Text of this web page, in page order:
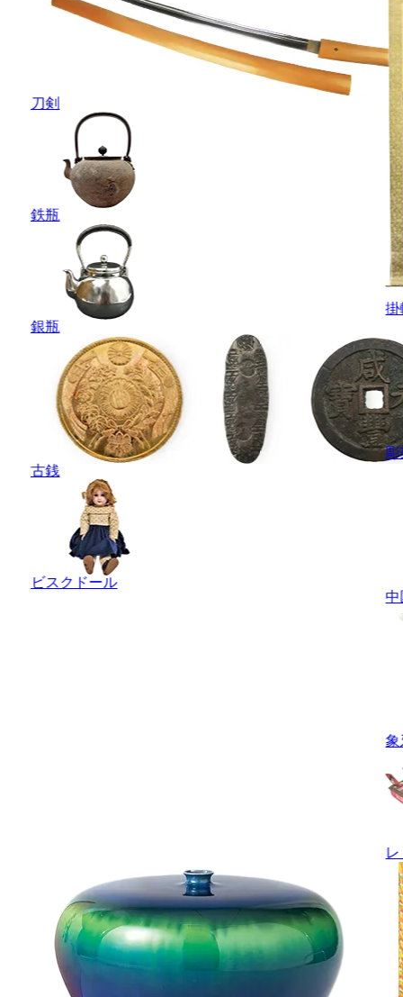
刀剣
鉄瓶
銀瓶
古銭
ビスクドール
掛
彫
中
象